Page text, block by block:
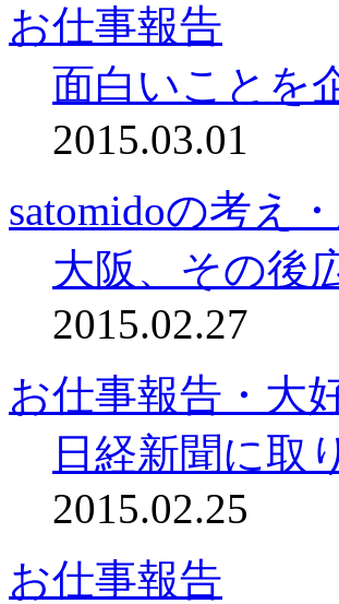
お仕事報告
面白いことを
2015.03.01
satomidoの考え
大阪、その後
2015.02.27
お仕事報告・大
日経新聞に取
2015.02.25
お仕事報告